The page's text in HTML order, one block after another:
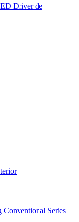
Driver de